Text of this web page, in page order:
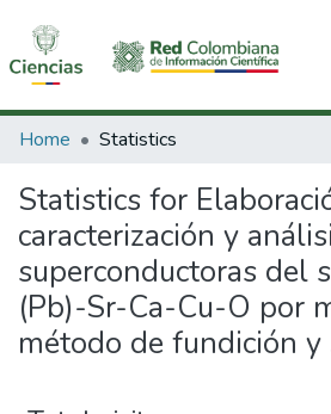
Communities & Collections
All of DSpace
Home Statistics
Statistics for
caracterización y
superconductoras del
(Pb)-Sr-Ca-Cu-O por
método de fundición y